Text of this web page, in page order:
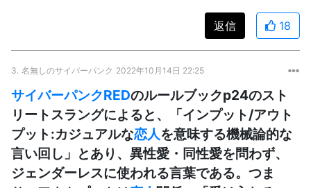
返信 18
3. 名無しのサイバーパンク 2022年10月14日 22:25
サイバーパンクREDのルールブックp24のスト
リートスラングによると、「インプット/アウト
プット:カジュアルな恋人を意味する機械論的な
言い回し」とあり、異性愛・同性愛を問わず、
ジェンダーレスに使われる言葉である。つま